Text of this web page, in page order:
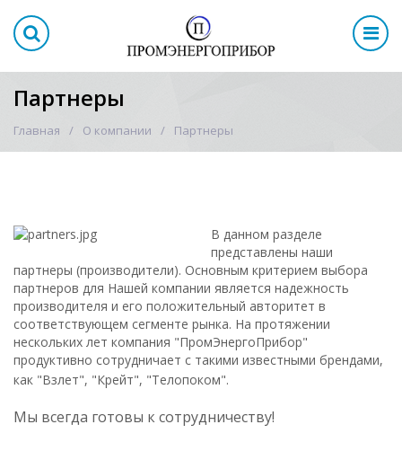
Партнеры
Главная О компании Партнеры
В данном разделе
представлены наши
партнеры (производители). Основным критерием выбора
партнеров для Нашей компании является надежность
производителя и его положительный авторитет в
соответствующем сегменте рынка. На протяжении
нескольких лет компания "ПромЭнергоПрибор"
продуктивно сотрудничает с такими известными брендами,
как "Взлет", "Крейт", "Телопоком".
Мы всегда готовы к сотрудничеству!